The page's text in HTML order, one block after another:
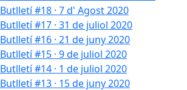
Butlletí #18 · 7 d' Agost 2020
Butlletí #17 · 31 de juliol 2020
Butlletí #16 · 21 de juny 2020
Butlletí #15 · 9 de juliol 2020
Butlletí #14 · 1 de juliol 2020
Butlletí #13 · 15 de juny 2020